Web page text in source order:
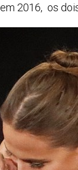
em 2016, os